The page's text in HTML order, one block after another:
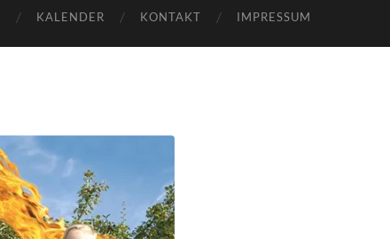
KALENDER KONTAKT IMPRESSUM